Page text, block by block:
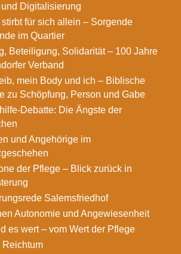
und Digitalisierung
stirbt für sich allein – Sorgende
im Quartier
Beteiligung, Solidarität – 100 Jahre
Verband
mein Body und ich – Biblische
zu Schöpfung, Person und Gabe
Debatte: Die Ängste der
und Angehörige im
der Pflege – Blick zurück in
Salemsfriedhof
Autonomie und Angewiesenheit
es wert – vom Wert der Pflege
Reichtum